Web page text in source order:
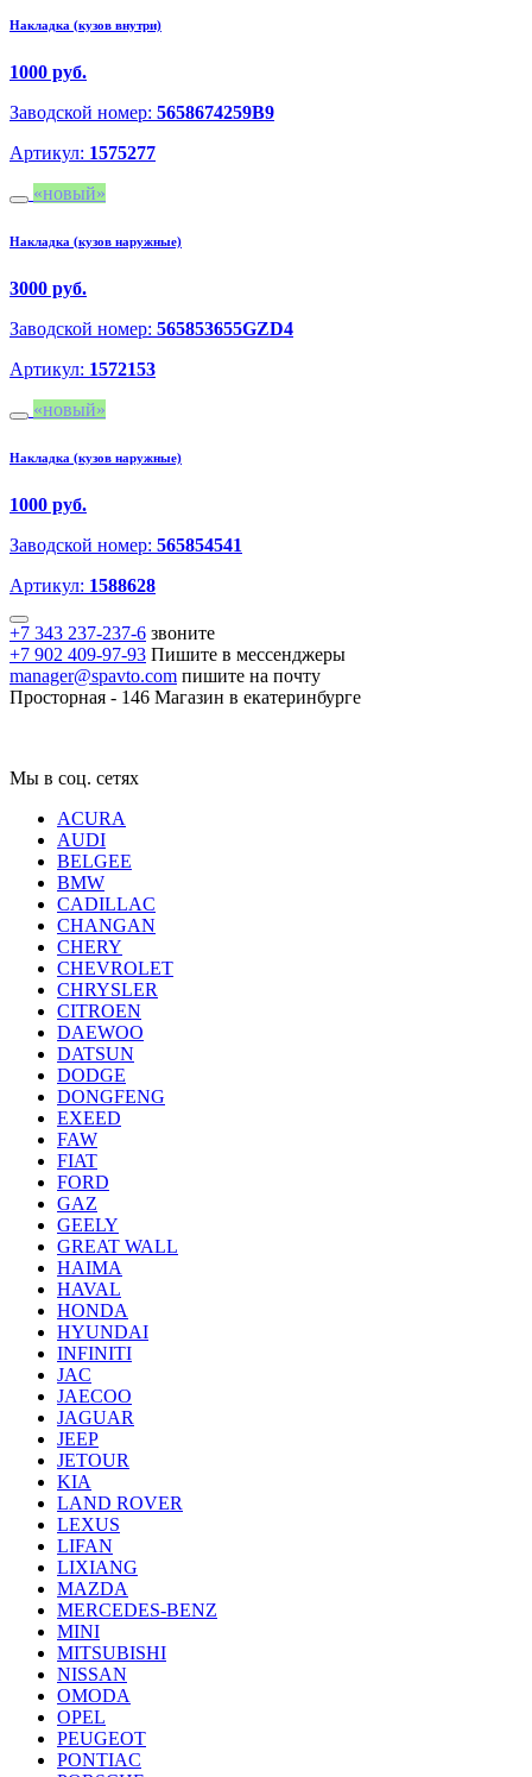
Накладка (кузов внутри)
1000 руб.
Заводской номер: 5658674259B9
Артикул: 1575277
новый
Накладка (кузов наружные)
3000 руб.
Заводской номер: 565853655GZD4
Артикул: 1572153
новый
Накладка (кузов наружные)
1000 руб.
Заводской номер: 565854541
Артикул: 1588628
+7 343 237-237-6 звоните
+7 902 409-97-93 Пишите в мессенджеры
manager@spavto.com пишите на почту
Просторная - 146 Магазин в екатеринбурге
Мы в соц. сетях
ACURA
AUDI
BELGEE
BMW
CADILLAC
CHANGAN
CHERY
CHEVROLET
CHRYSLER
CITROEN
DAEWOO
DATSUN
DODGE
DONGFENG
EXEED
FAW
FIAT
FORD
GAZ
GEELY
GREAT WALL
HAIMA
HAVAL
HONDA
HYUNDAI
INFINITI
JAC
JAECOO
JAGUAR
JEEP
JETOUR
KIA
LAND ROVER
LEXUS
LIFAN
LIXIANG
MAZDA
MERCEDES-BENZ
MINI
MITSUBISHI
NISSAN
OMODA
OPEL
PEUGEOT
PONTIAC